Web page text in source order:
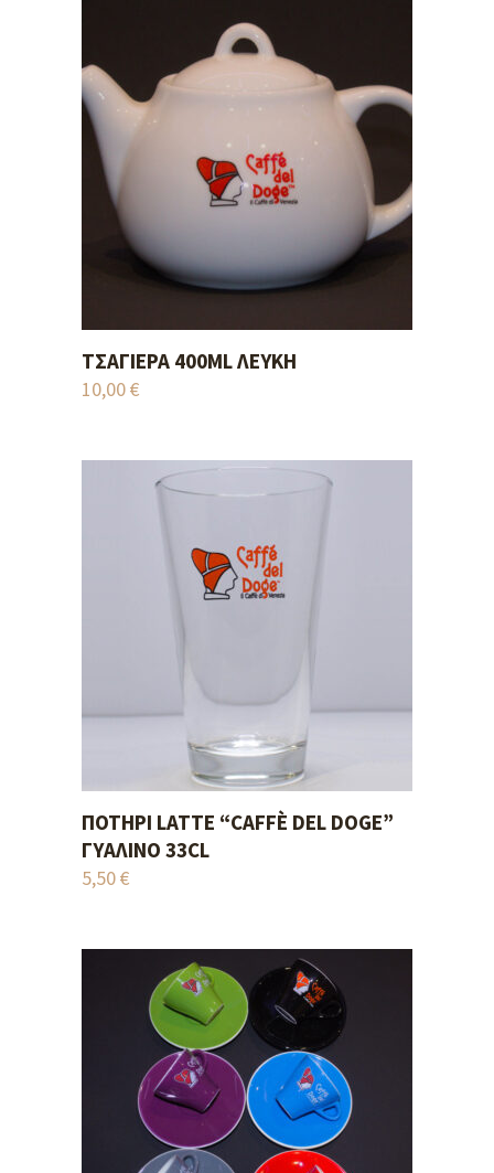
ADD TO CART
ΤΣΑΓΙΈΡΑ 400ML ΛΕΥΚΉ
10,00€
ADD TO CART
ΠΟΤΉΡΙ LATTE “CAFFÈ DEL DOGE”
ΓΥΆΛΙΝΟ 33CL
5,50€